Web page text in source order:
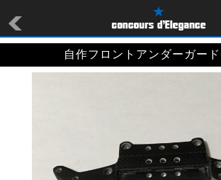
自作フロントアンダーガー